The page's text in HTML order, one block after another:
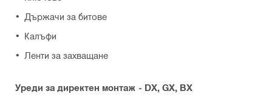
Държачи за битове
Калъфи
Ленти за захващане
Уреди за директен монтаж - DX, GX, BX